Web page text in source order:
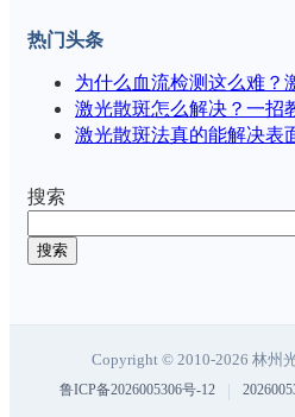
热门头条
为什么血流检测这么难？
激光散斑怎么解决？一招
激光散斑法真的能解决表
搜索
搜索
Copyright © 2010-2026 林州
鲁ICP备2026005306号-12 |